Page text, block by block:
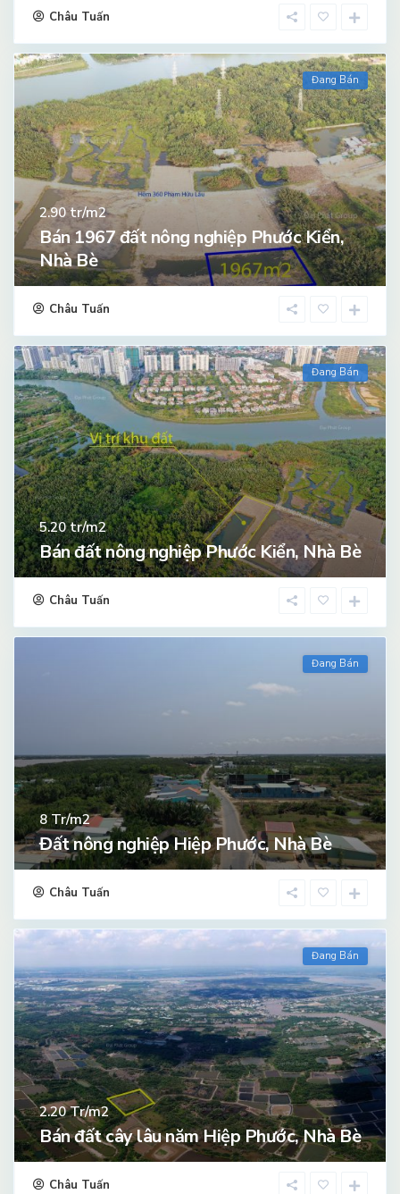
Châu Tuấn
Đang Bán
2.90tr/m2
Bán 1967 đất nông nghiệp Phước Kiển,
Nhà Bè
Châu Tuấn
Đang Bán
5.20tr/m2
Bán đất nông nghiệp Phước Kiển, Nhà Bè
Châu Tuấn
Đang Bán
8Tr/m2
Đất nông nghiệp Hiệp Phước, Nhà Bè
Châu Tuấn
Đang Bán
2.20Tr/m2
Bán đất cây lâu năm Hiệp Phước, Nhà Bè
Châu Tuấn